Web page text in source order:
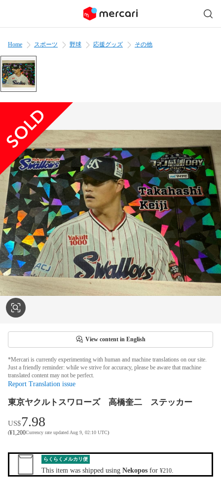
Home スポーツ 野球 応援グッズ その他
View content in English
*Mercari is currently experimenting with human and machine translations on our site.
Just a friendly reminder: while we strive for accuracy, please be aware that machine
translated content may not be perfect.
Report Translation issue
東京ヤクルトスワローズ 高橋奎二 ステッカー
US$7.98
(¥1,200Currency rate updated Aug 9, 02:10 UTC)
らくらくメルカリ便
This item was shipped using Nekopos for ¥210